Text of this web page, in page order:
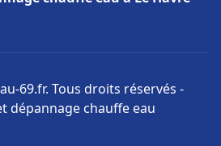
69.fr. Tous droits réservés -
dépannage chauffe eau